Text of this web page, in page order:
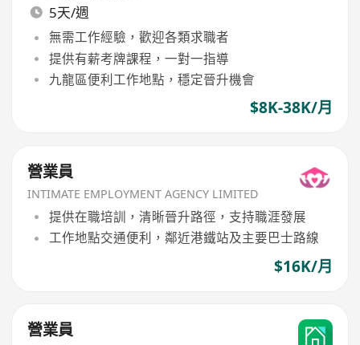
5天/週
無需工作經驗，歡迎各類求職者
提供有薪考牌課程，一對一指導
九龍區便利工作地點，穩定晉升機會
$8K-38K/月
營業員
INTIMATE EMPLOYMENT AGENCY LIMITED
提供在職培訓，清晰晉升路徑，支持職涯發展
工作地點交通便利，鄰近港鐵站及主要巴士路線
$16K/月
營業員